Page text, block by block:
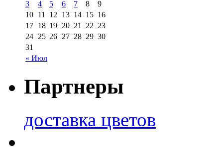
« Июл
3
4 5 6 7 8
9
10 11 12 13 14 15 16
17 18 19 20 21 22 23
24 25 26 27 28 29 30
31
Партнеры
доставка цветов